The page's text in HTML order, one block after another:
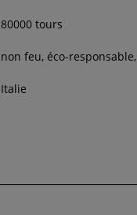
80000 tours
non feu, éco-
Italie